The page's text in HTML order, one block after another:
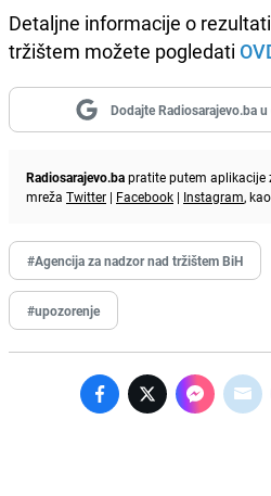
Detaljne informacije o
tržištem možete pogledati
Dodajte Radiosarajevo.ba
Radiosarajevo.bapratite putem aplikacije
mreža Twitter | Facebook | Instagram,
#Agencija za nadzor nad tržištem BiH
#upozorenje